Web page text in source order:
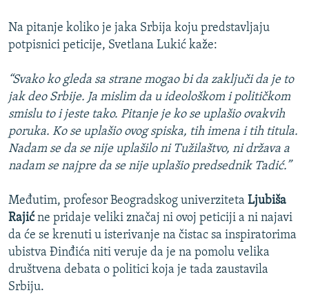
Na pitanje koliko je jaka Srbija koju predstavljaju
potpisnici peticije, Svetlana Lukić kaže:
“Svako ko gleda sa strane mogao bi da zaključi da je to
jak deo Srbije. Ja mislim da u ideološkom i političkom
smislu to i jeste tako. Pitanje je ko se uplašio ovakvih
poruka. Ko se uplašio ovog spiska, tih imena i tih titula.
Nadam se da se nije uplašilo ni Tužilaštvo, ni država a
nadam se najpre da se nije uplašio predsednik Tadić.”
Međutim, profesor Beogradskog univerziteta Ljubiša
Rajićne pridaje veliki značaj ni ovoj peticiji a ni najavi
da će se krenuti u isterivanje na čistac sa inspiratorima
ubistva Đinđića niti veruje da je na pomolu velika
društvena debata o politici koja je tada zaustavila
Srbiju.